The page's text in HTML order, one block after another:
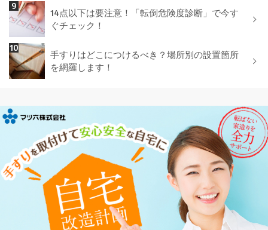
14点以下は要注意！「転倒危険度診断」で今す
ぐチェック！
手すりはどこにつけるべき？場所別の設置箇所
を網羅します！